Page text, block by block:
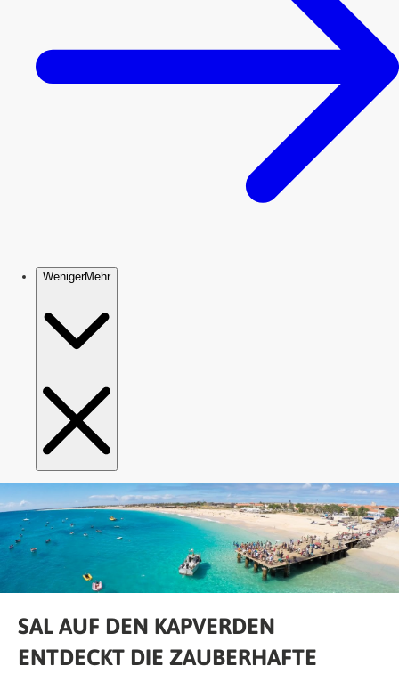
SAL AUF DEN KAPVERDEN
ENTDECKT DIE ZAUBERHAFTE